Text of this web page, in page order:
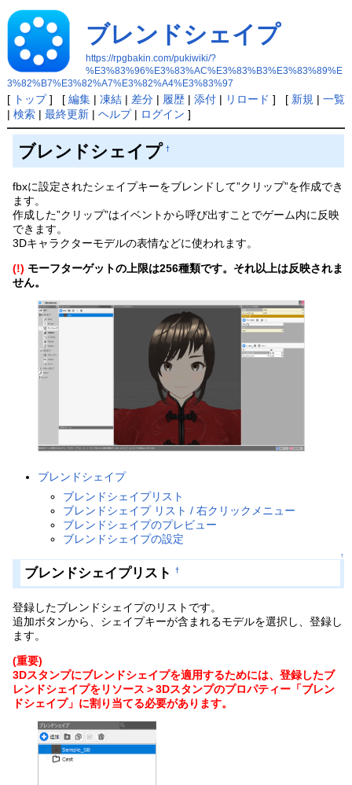
ブレンドシェイプ
https://rpgbakin.com/pukiwiki/?
%E3%83%96%E3%83%AC%E3%83%B3%E3%83%89%E
3%82%B7%E3%82%A7%E3%82%A4%E3%83%97
[ トップ] [ 編集| 凍結| 差分| 履歴| 添付| リロード ] [ 新規 | 一覧
| 検索| 最終更新| ヘルプ| ログイン ]
ブレンドシェイプ †
fbxに設定されたシェイプキーをブレンドして”クリップ”を作成でき
ます。
作成した”クリップ”はイベントから呼び出すことでゲーム内に反映
できます。
3Dキャラクターモデルの表情などに使われます。
(!) モーフターゲットの上限は256種類です。それ以上は反映されま
せん。
ブレンドシェイプ
ブレンドシェイプリスト
ブレンドシェイプ リスト / 右クリックメニュー
ブレンドシェイプのプレビュー
ブレンドシェイプの設定
↑
ブレンドシェイプリスト †
登録したブレンドシェイプのリストです。
追加ボタンから、シェイプキーが含まれるモデルを選択し、登録し
ます。
(重要)
3Dスタンプにブレンドシェイプを適用するためには、登録したブ
レンドシェイプをリソース＞3Dスタンプのプロパティー「ブレン
ドシェイプ」に割り当てる必要があります。